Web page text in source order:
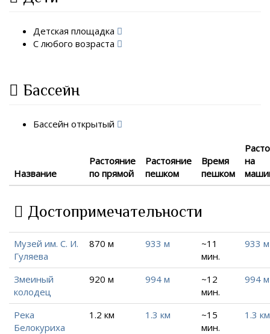
Детская площадка
С любого возраста
Бассейн
Бассейн открытый
Название
Растояние
по прямой
Растояние
пешком
Время
пешком
на
Достопримечательности
Музей им. С. И.
Гуляева
870 м 933 м
~11
мин.
933 м
Змеиный
колодец
920 м 994 м
~12
мин.
994 м
Река
Белокуриха
1.2 км 1.3 км
~15
мин.
1.3 км